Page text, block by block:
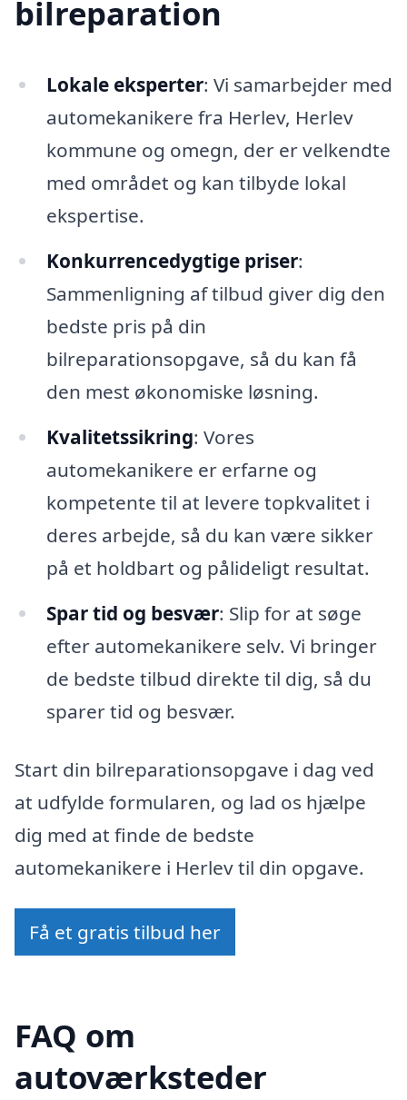
bilreparation
Lokale eksperter: Vi samarbejder med
automekanikere fra Herlev, Herlev
kommune og omegn, der er velkendte
med området og kan tilbyde lokal
ekspertise.
Konkurrencedygtige priser:
Sammenligning af tilbud giver dig den
bedste pris på din
bilreparationsopgave, så du kan få
den mest økonomiske løsning.
Kvalitetssikring: Vores
automekanikere er erfarne og
kompetente til at levere topkvalitet i
deres arbejde, så du kan være sikker
på et holdbart og pålideligt resultat.
Spar tid og besvær: Slip for at søge
efter automekanikere selv. Vi bringer
de bedste tilbud direkte til dig, så du
sparer tid og besvær.
Start din bilreparationsopgave i dag ved
at udfylde formularen, og lad os hjælpe
dig med at finde de bedste
automekanikere i Herlev til din opgave.
Få et gratis tilbud her
FAQ om
autoværksteder